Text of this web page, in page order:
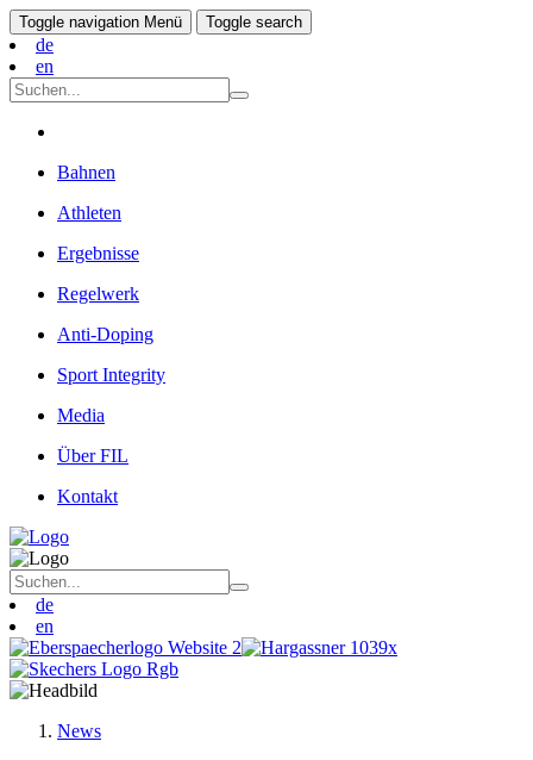
Toggle navigation Menü Toggle search
de
en
Bahnen
Athleten
Ergebnisse
Regelwerk
Anti-Doping
Sport Integrity
Media
Über FIL
Kontakt
de
en
News